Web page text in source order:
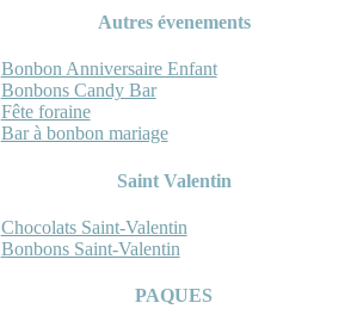
Autres évenements
Bonbon Anniversaire Enfant
Bonbons Candy Bar
Fête foraine
Bar à bonbon mariage
Saint Valentin
Chocolats Saint-Valentin
Bonbons Saint-Valentin
PAQUES